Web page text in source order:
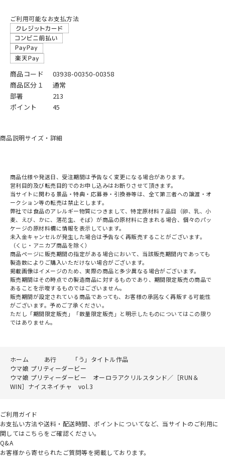
ご利用可能なお支払方法
商品コード
03938-00350-00358
商品区分１
通常
部署
213
ポイント
45
商品説明サイズ・詳細
商品仕様や発送日、受注期間は予告なく変更になる場合があります。
営利目的及び転売目的でのお申し込みはお断りさせて頂きます。
当サイトに関わる景品・特典・応募券・引換券等は、全て第三者への譲渡・オ
ークション等の転売は禁止とします。
弊社では食品のアレルギー物質につきまして、特定原材料７品目（卵、乳、小
麦、えび、かに、落花生、そば）が商品の原材料に含まれる場合、個々のパッ
ケージの原材料欄に情報を表示しています。
未入金キャンセルが発生した場合は予告なく再販売することがございます。
（くじ・アニカプ商品を除く）
商品ページに販売期間の指定がある場合において、当該販売期間内であっても
製造数によりご購入いただけない場合がございます。
掲載画像はイメージのため、実際の商品と多少異なる場合がございます。
販売期間はその時点での製造商品に対するものであり、期間限定販売の商品で
あることを示唆するものではございません。
販売期間が設定されている商品であっても、お客様の承諾なく再販する可能性
がございます。予めご了承ください。
ただし「期間限定販売」「数量限定販売」と明示したものについてはこの限り
ではありません。
ホーム あ行
「う」タイトル作品
ウマ娘 プリティーダービー
ウマ娘 プリティーダービー オーロラアクリルスタンド／［RUN＆
WIN］ナイスネイチャ vol.3
ご利用ガイド
お支払い方法や送料・配送時間、ポイントについてなど、当サイトのご利用に
関してはこちらをご確認ください。
Q&A
お客様から寄せられたご質問等を掲載しております。